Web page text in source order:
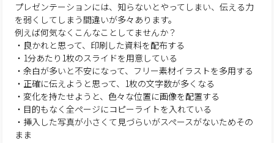
プレゼンテーションには、知らないとやってしまい、伝える力
を弱くしてしまう間違いが多々あります。
例えば何気なくこんなことしてませんか？
・良かれと思って、印刷した資料を配布する
・1分あたり1枚のスライドを用意している
・余白が多いと不安になって、フリー素材イラストを多用する
・正確に伝えようと思って、1枚の文字数が多くなる
・変化を持たせようと、色々な位置に画像を配置する
・目的もなく全ページにコピーライトを入れている
・挿入した写真が小さくて見づらいがスペースがないためその
まま